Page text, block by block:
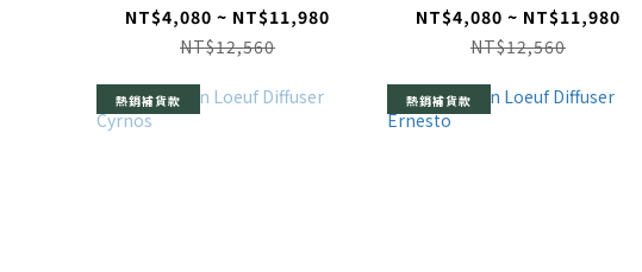
NT$4,080 ~ NT$11,980
NT$12,560
NT$4,080 ~ NT$11,980
NT$12,560
熱銷補貨款 熱銷補貨款